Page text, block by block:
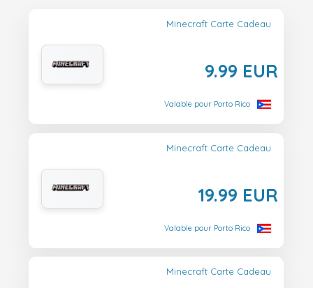
Minecraft Carte Cadeau
9.99 EUR
Valable pour Porto Rico
Minecraft Carte Cadeau
19.99 EUR
Valable pour Porto Rico
Minecraft Carte Cadeau